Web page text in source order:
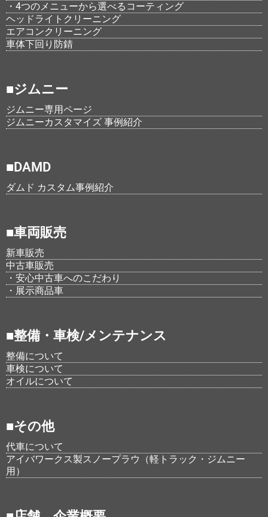
・4つのメニューから選べるコーティング
ヘッドライトクリーニング
エアコンクリーニング
車体下回り防錆
■ジムニー
ジムニー専用ページ
ジムニーカスタマイズ 事例紹介
■DAMD
ダムド カスタム事例紹介
■車両販売
新車販売
中古車販売
・安心中古車へのこだわり
・展示商品車
■整備・車検/メンテナンス
整備について
車検について
オイルについて
■その他
代車について
アイバワークス製スノープラウ（軽トラック・ジムニー
用）